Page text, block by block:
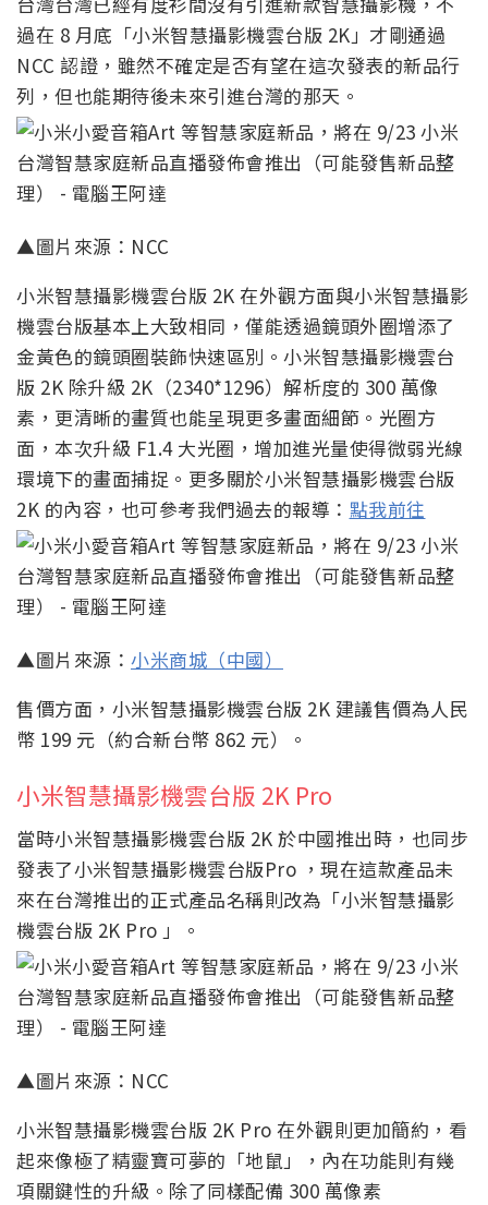
過在 8 月底「小米智慧攝影機雲台版 2K」才剛通過
NCC 認證，雖然不確定是否有望在這次發表的新品行
列，但也能期待後未來引進台灣的那天。
▲圖片來源：NCC
小米智慧攝影機雲台版 2K 在外觀方面與小米智慧攝影
機雲台版基本上大致相同，僅能透過鏡頭外圈增添了
金黃色的鏡頭圈裝飾快速區別。小米智慧攝影機雲台
版 2K 除升級 2K（2340*1296）解析度的 300 萬像
素，更清晰的畫質也能呈現更多畫面細節。光圈方
面，本次升級 F1.4 大光圈，增加進光量使得微弱光線
環境下的畫面捕捉。更多關於小米智慧攝影機雲台版
2K 的內容，也可參考我們過去的報導： 點我前往
▲圖片來源： 小米商城（中國）
售價方面，小米智慧攝影機雲台版 2K 建議售價為人民
幣 199 元（約合新台幣 862 元）。
小米智慧攝影機雲台版 2K Pro
當時小米智慧攝影機雲台版 2K 於中國推出時，也同步
發表了小米智慧攝影機雲台版Pro ，現在這款產品未
來在台灣推出的正式產品名稱則改為「小米智慧攝影
機雲台版 2K Pro 」。
▲圖片來源：NCC
小米智慧攝影機雲台版 2K Pro 在外觀則更加簡約，看
起來像極了精靈寶可夢的「地鼠」，內在功能則有幾
項關鍵性的升級。除了同樣配備 300 萬像素